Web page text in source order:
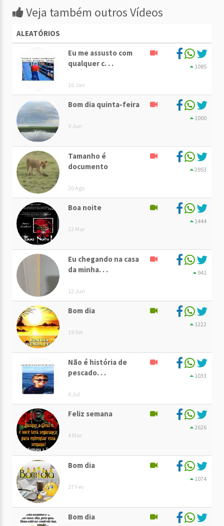
Veja também outros Vídeos
ALEATÓRIOS
Eu me assusto com
qualquer c. . .
16 Jan
1085
Bom dia quinta-feira
9 Jun
1000
Tamanho é
documento
20 Ago
2953
Boa noite
22 Mar
1444
Eu chegando na casa
da minha. . .
12 Jun
941
Bom dia
19 Set
1222
Não é história de
pescado. . .
6 Jul
1033
Feliz semana
4 Mar
2626
Bom dia
27 Fev
1074
Bom dia